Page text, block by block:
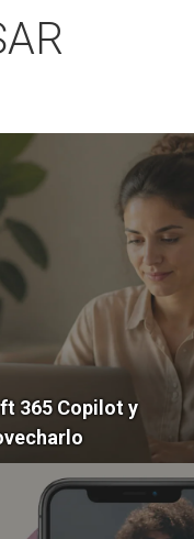
365 Copilot y